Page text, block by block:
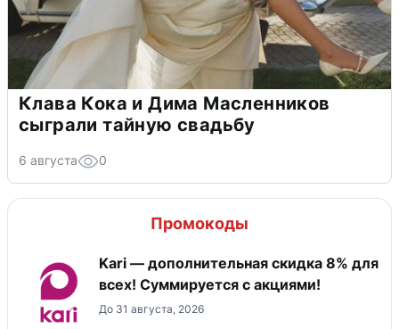
Клава Кока и Дима Масленников
сыграли тайную свадьбу
6 августа 0
Промокоды
Kari — дополнительная скидка 8% для
всех! Суммируется с акциями!
До 31 августа, 2026